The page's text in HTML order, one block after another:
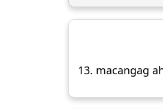
13. macangag